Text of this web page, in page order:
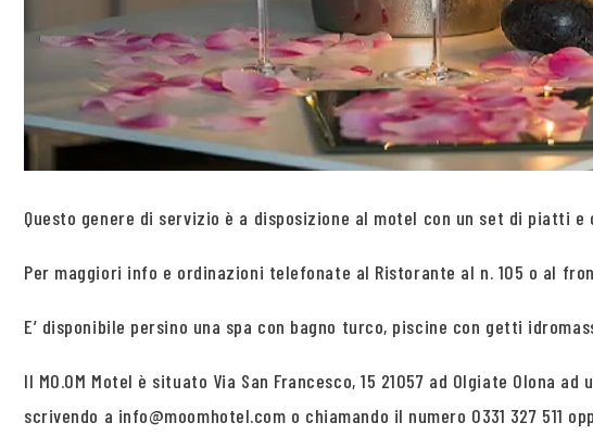
Questo genere di servizio è a disposizione al motel con un set di piatti e
Per maggiori info e ordinazioni telefonate al Ristorante al n. 105 o al
E’ disponibile persino una spa con bagno turco, piscine con getti
Il MO.OM Motel è situato Via San Francesco, 15 21057 ad Olgiate
scrivendo a info@moomhotel.com o chiamando il numero 0331 327 511